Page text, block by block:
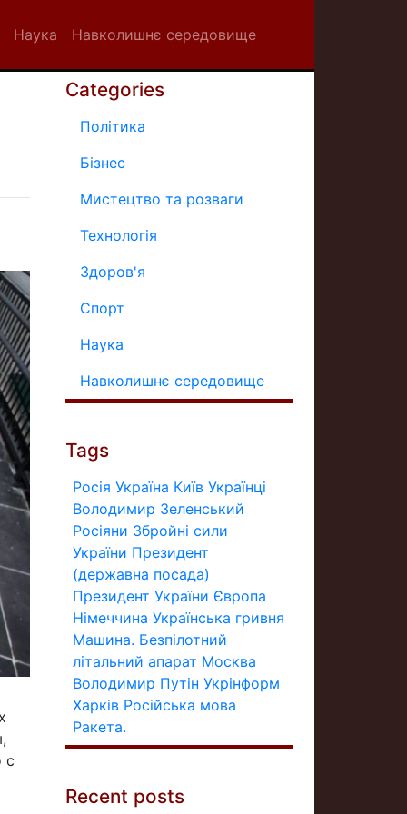
Наука Навколишнє середовище
с
Categories
Політика
Бізнес
Мистецтво та розваги
Технологія
Здоров'я
Спорт
Наука
Навколишнє середовище
Tags
Росія Україна Київ Українці
Володимир Зеленський
Росіяни Збройні сили
України Президент
(державна посада)
Президент України Європа
Німеччина Українська гривня
Машина. Безпілотний
літальний апарат Москва
Володимир Путін Укрінформ
Харків Російська мова
Ракета.
Recent posts